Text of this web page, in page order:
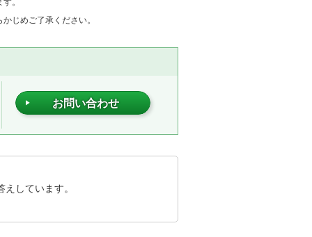
じめご了承ください。
お問い合わせ
しています。